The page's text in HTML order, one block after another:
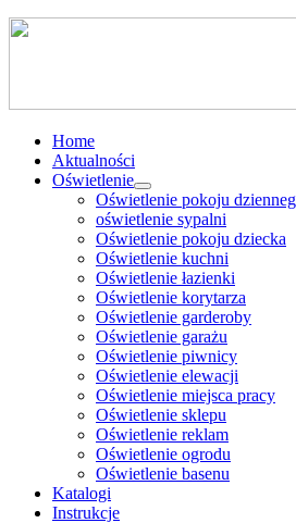
Home
Aktualności
Oświetlenie
Oświetlenie pokoju
oświetlenie sypalni
Oświetlenie pokoju dziecka
Oświetlenie kuchni
Oświetlenie łazienki
Oświetlenie korytarza
Oświetlenie garderoby
Oświetlenie garażu
Oświetlenie piwnicy
Oświetlenie elewacji
Oświetlenie miejsca pracy
Oświetlenie sklepu
Oświetlenie reklam
Oświetlenie ogrodu
Oświetlenie basenu
Katalogi
Instrukcje